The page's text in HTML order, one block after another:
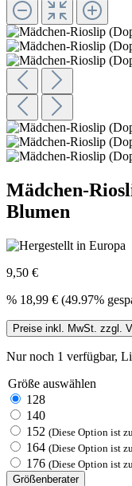
Mädchen-
Blumen
9,50 €
% 18,99 € (49.97%
Preise inkl. MwSt. zzgl.
Nur noch 1 verfügbar,
Größe auswählen
128
140
152 (Diese Option ist
164 (Diese Option ist
176 (Diese Option ist
Größenberater